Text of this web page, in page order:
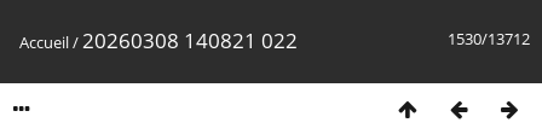
1530/13712
Accueil/20260308 140821 022